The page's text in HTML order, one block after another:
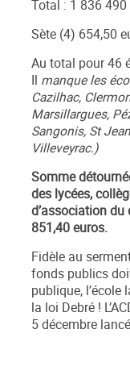
Total : 1 836 490
Sète (4) 654,50
Au total pour 46
Il manque les
Cazilhac,
Marsillargues,
Sangonis, St
Villeveyrac.)
Somme
des lycées,
d’association du
851,40 euros.
Fidèle au
fonds publics
publique,
la loi Debré !
5 décembre